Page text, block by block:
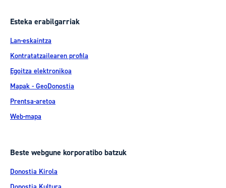
Esteka erabilgarriak
Lan-eskaintza
Kontratatzailearen profila
Egoitza elektronikoa
Mapak - GeoDonostia
Prentsa-aretoa
Web-mapa
Beste webgune korporatibo batzuk
Donostia Kirola